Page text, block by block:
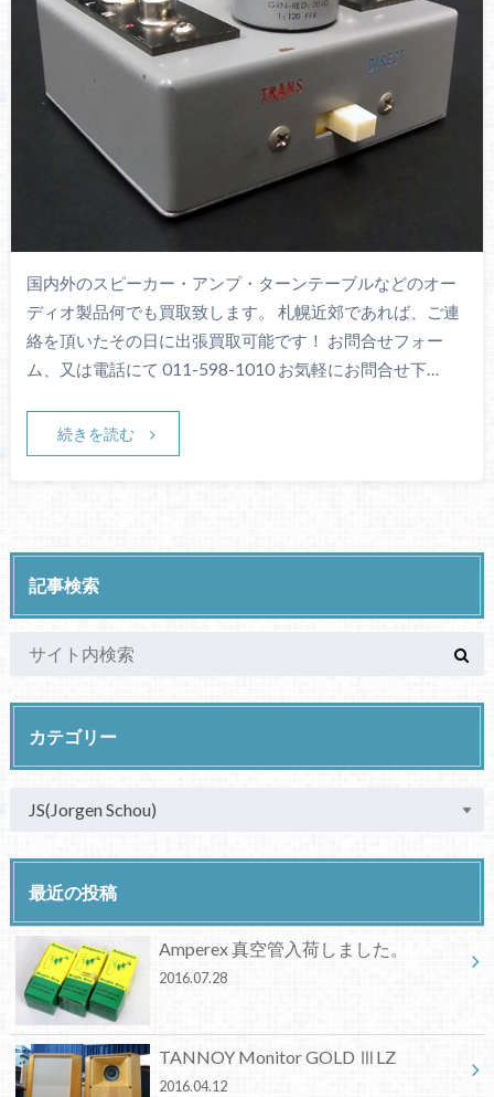
国内外のスピーカー・アンプ・ターンテーブルなどのオー
ディオ製品何でも買取致します。 札幌近郊であれば、ご連
絡を頂いたその日に出張買取可能です！ お問合せフォー
ム、又は電話にて 011-598-1010 お気軽にお問合せ下…
続きを読む
記事検索
カテゴリー
最近の投稿
Amperex 真空管入荷しました。
2016.07.28
TANNOY Monitor GOLD ⅢLZ
2016.04.12